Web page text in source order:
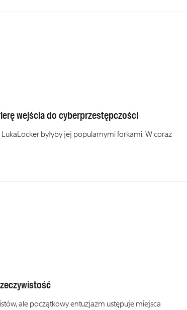
wejścia do cyberprzestępczości
byłyby jej popularnymi forkami. W coraz
ale początkowy entuzjazm ustępuje miejsca